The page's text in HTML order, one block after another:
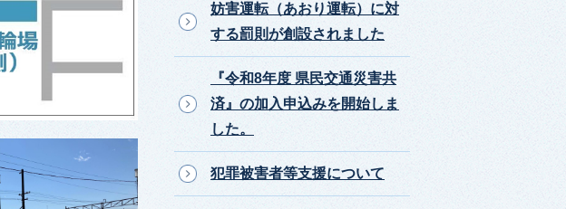
妨害運転（あおり運転）に対
する罰則が創設されました
『令和8年度 県民交通災害共
済』の加入申込みを開始しま
した。
犯罪被害者等支援について